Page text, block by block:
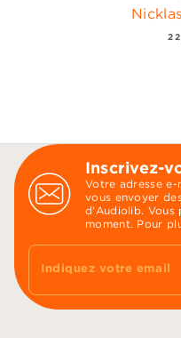
Inscrivez-
Votre adresse
vous envoyer
d'Audiolib. Vous
moment. Pour
Indiquez votre email